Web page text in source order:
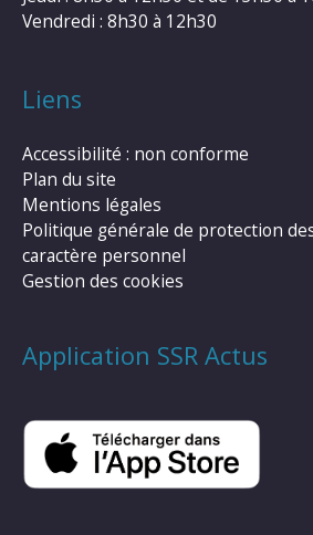
Vendredi : 8h30 à 12h30
Liens
Accessibilité : non conforme
Plan du site
Mentions légales
Politique générale de protection
caractère personnel
Gestion des cookies
Application SSR Actus